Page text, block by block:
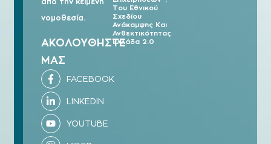
νομοθεσία.
ΑΚΟΛΟΥΘΗΣΤΕ
ΜΑΣ
Του Εθνικού
Σχεδίου
Ανάκαμψης Και
Ανθεκτικότητας
Ελλάδα 2.0